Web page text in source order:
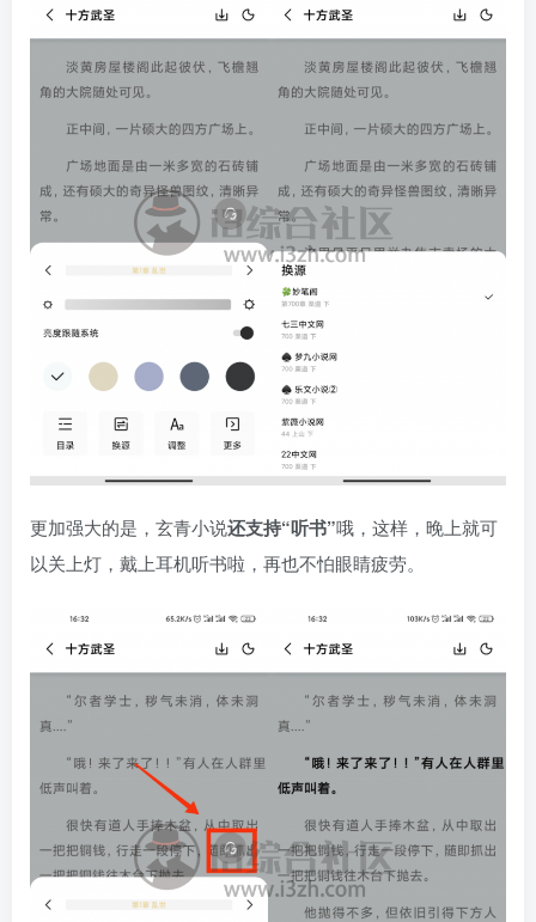
更加强大的是，玄青小说还支持“听书”哦，这样，晚上就可
以关上灯，戴上耳机听书啦，再也不怕眼睛疲劳。